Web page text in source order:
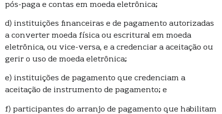
pós-paga e contas em moeda eletrônica;
d) instituições financeiras e de pagamento autorizadas
a converter moeda física ou escritural em moeda
eletrônica, ou vice-versa, e a credenciar a aceitação ou
gerir o uso de moeda eletrônica;
e) instituições de pagamento que credenciam a
aceitação de instrumento de pagamento; e
f) participantes do arranjo de pagamento que habilitam